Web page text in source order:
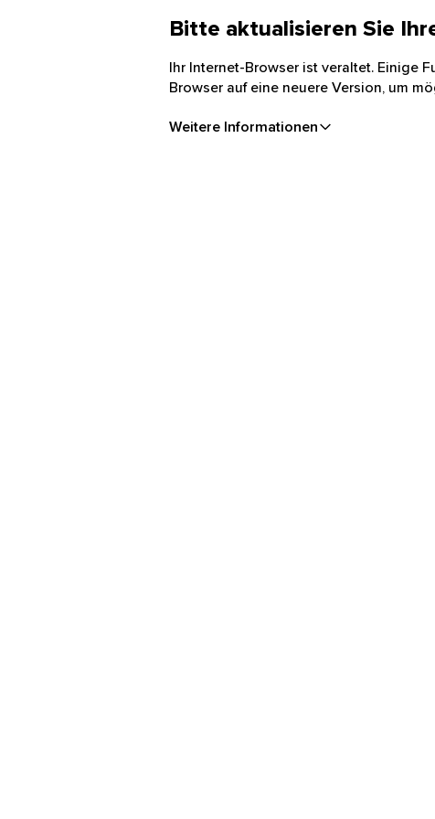
Bitte aktualisieren Sie
Ihr Internet-Browser ist veraltet. Einige
Browser auf eine neuere Version, um
Weitere Informationen